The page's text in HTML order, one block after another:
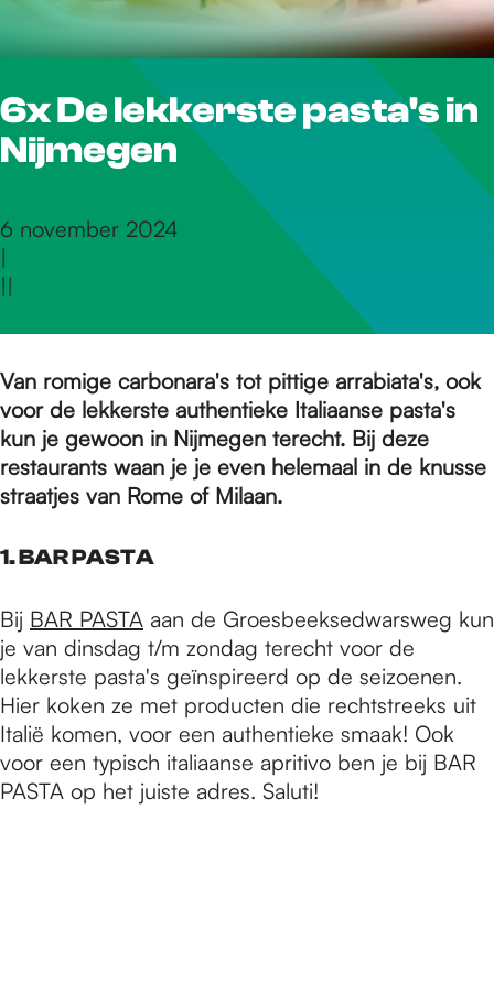
r
d
e
o
m
e
p
a
g
e
6x De lekkerste pasta's in
Nijmegen
6 november 2024
|
||
Van romige carbonara's tot pittige arrabiata's, ook
voor de lekkerste authentieke Italiaanse pasta's
kun je gewoon in Nijmegen terecht. Bij deze
restaurants waan je je even helemaal in de knusse
straatjes van Rome of Milaan.
1. BAR PASTA
Bij BAR PASTA aan de Groesbeeksedwarsweg kun
je van dinsdag t/m zondag terecht voor de
lekkerste pasta's geïnspireerd op de seizoenen.
Hier koken ze met producten die rechtstreeks uit
Italië komen, voor een authentieke smaak! Ook
voor een typisch italiaanse apritivo ben je bij BAR
PASTA op het juiste adres. Saluti!